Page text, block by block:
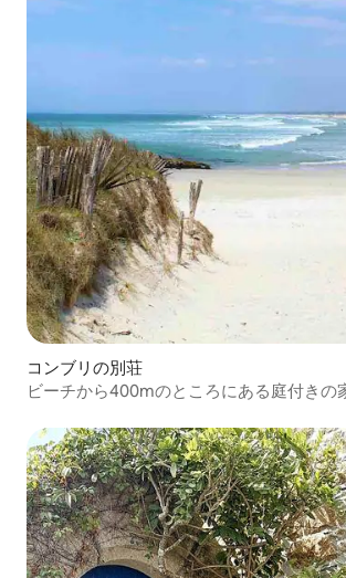
コンブリの別荘
ビーチから400mのところにある庭付きの